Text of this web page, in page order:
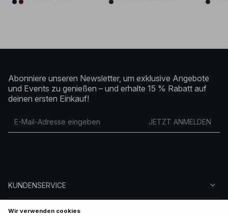
Abonniere unseren Newsletter, um exklusive Angebote
und Events zu genießen – und erhalte 15 % Rabatt auf
deinen ersten Einkauf!
JETZT ANMELDEN
KUNDENSERVICE
ÜBER NA-KD